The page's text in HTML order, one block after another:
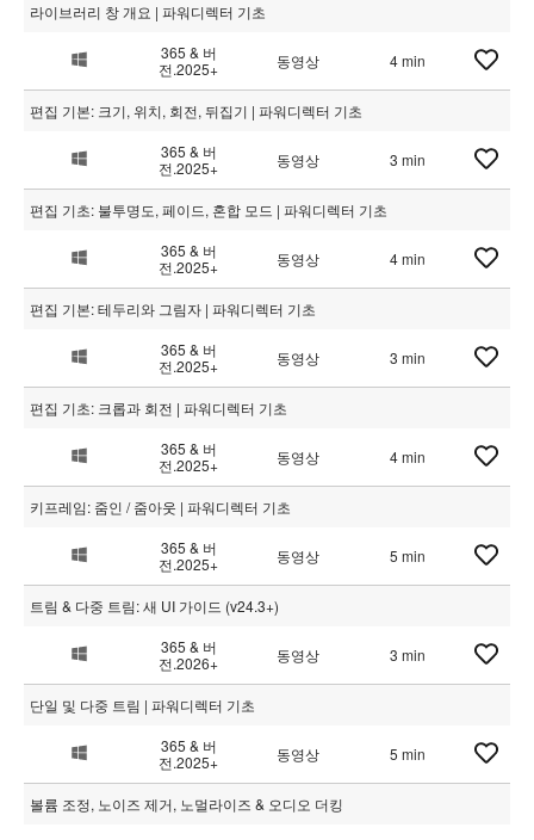
라이브러리 창 개요 | 파워디렉터 기초
365 & 버
전.2025+
동영상 4 min
편집 기본: 크기, 위치, 회전, 뒤집기 | 파워디렉터 기초
365 & 버
전.2025+
동영상 3 min
편집 기초: 불투명도, 페이드, 혼합 모드 | 파워디렉터 기초
365 & 버
전.2025+
동영상 4 min
편집 기본: 테두리와 그림자 | 파워디렉터 기초
365 & 버
전.2025+
동영상 3 min
편집 기초: 크롭과 회전 | 파워디렉터 기초
365 & 버
전.2025+
동영상 4 min
키프레임: 줌인 / 줌아웃 | 파워디렉터 기초
365 & 버
전.2025+
동영상 5 min
트림 & 다중 트림: 새 UI 가이드 (v24.3+)
365 & 버
전.2026+
동영상 3 min
단일 및 다중 트림 | 파워디렉터 기초
365 & 버
전.2025+
동영상 5 min
볼륨 조정, 노이즈 제거, 노멀라이즈 & 오디오 더킹